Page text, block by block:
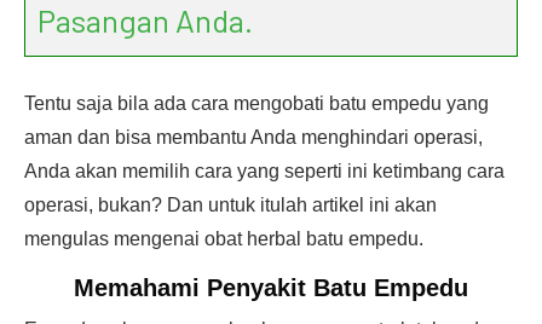
Pasangan Anda.
Tentu saja bila ada cara mengobati batu empedu yang
aman dan bisa membantu Anda menghindari operasi,
Anda akan memilih cara yang seperti ini ketimbang cara
operasi, bukan? Dan untuk itulah artikel ini akan
mengulas mengenai obat herbal batu empedu.
Memahami Penyakit Batu Empedu